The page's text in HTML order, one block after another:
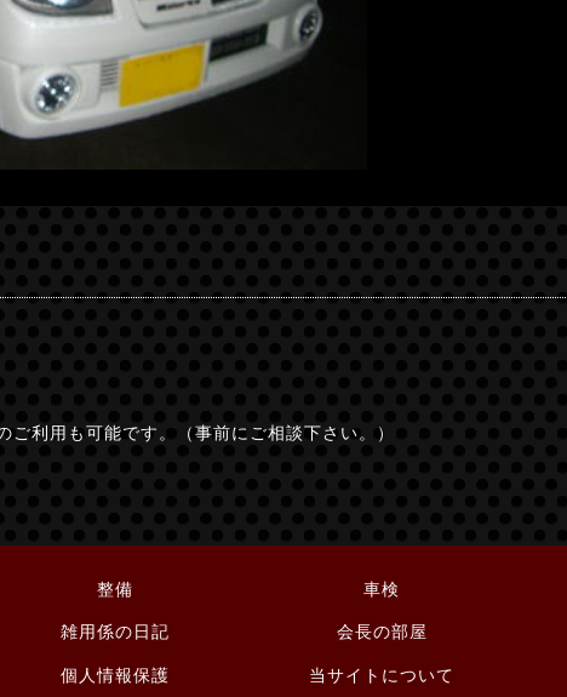
ご利用も可能です。（事前にご相談下さい。）
整備 車検
雑用係の日記 会長の部屋
個人情報保護 当サイトについて